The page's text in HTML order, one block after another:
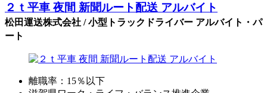
２ｔ平車 夜間 新聞ルート配送 アルバイト
松田運送株式会社 / 小型トラックドライバー アルバイト・パ
ート
離職率：15％以下